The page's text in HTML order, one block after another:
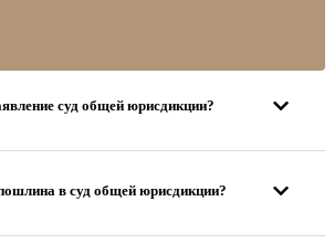
суд общей юрисдикции?
в суд общей юрисдикции?